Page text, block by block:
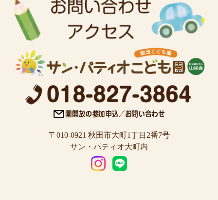
〒010-0921 秋田市大町1丁目2番7号
サン・パティオ大町内